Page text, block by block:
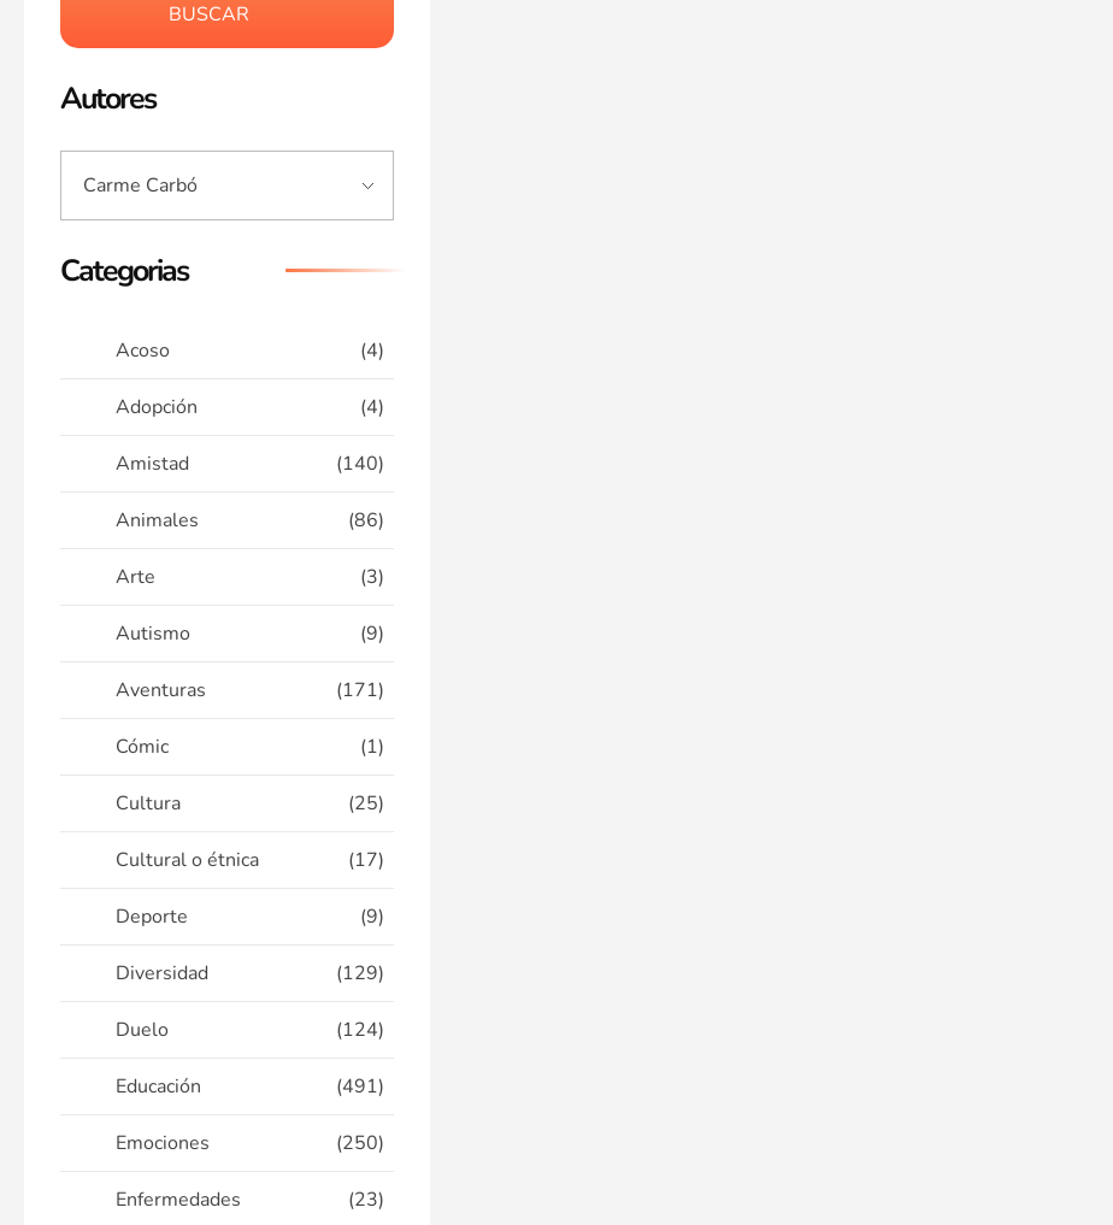
BUSCAR
Autores
Categorias
Acoso (4)
Adopción (4)
Amistad (140)
Animales (86)
Arte (3)
Autismo (9)
Aventuras (171)
Cómic (1)
Cultura (25)
Cultural o étnica (17)
Deporte (9)
Diversidad (129)
Duelo (124)
Educación (491)
Emociones (250)
Enfermedades (23)